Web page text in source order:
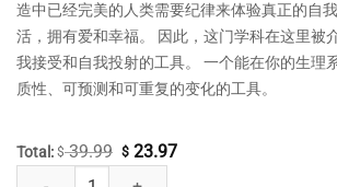
造中已经完美的人类需要纪律来体验真正的自
活，拥有爱和幸福。 因此，这门学科在这里被
我接受和自我投射的工具。 一个能在你的生理
质性、可预测和可重复的变化的工具。
Total: $39.99 原
$23.97当
掌握真我 数量